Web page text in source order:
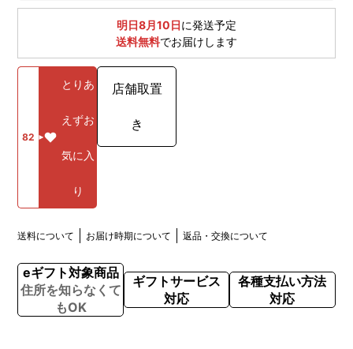
明日8月10日に発送予定
送料無料でお届けします
82
とりあ
えずお
気に入
り
店舗取置
き
送料について お届け時期について 返品・交換について
eギフト対象商品
住所を知らなくて
もOK
ギフトサービス
対応
各種支払い方法
対応